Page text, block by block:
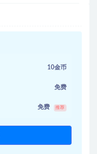
10金币
免费
免费 推荐